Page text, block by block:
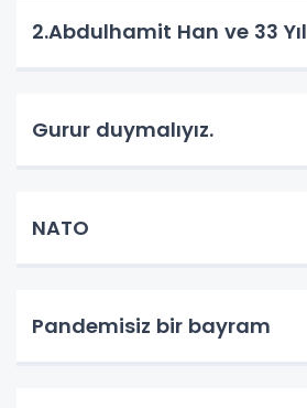
2.Abdulhamit Han ve 33 Yıl
Gurur duymalıyız.
NATO
Pandemisiz bir bayram